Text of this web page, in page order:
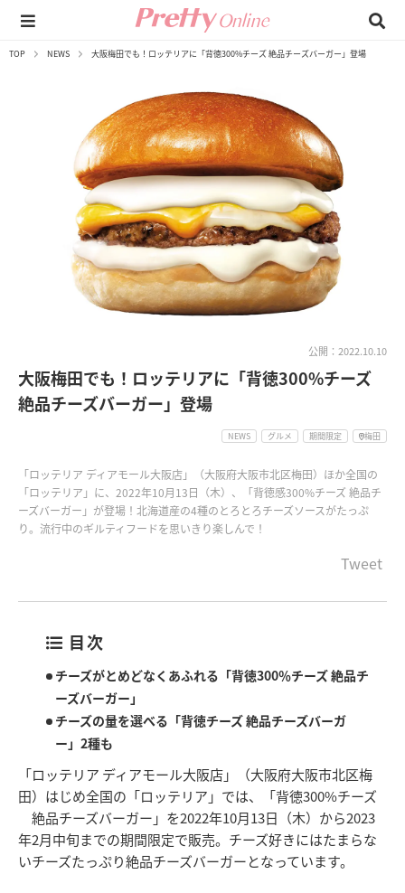
TOP NEWS 大阪梅田でも！ロッテリアに「背徳300%チーズ 絶品チーズバーガー」登場
公開：2022.10.10
大阪梅田でも！ロッテリアに「背徳300%チーズ
絶品チーズバーガー」登場
NEWS グルメ 期間限定 梅田
「ロッテリア ディアモール大阪店」（大阪府大阪市北区梅田）ほか全国の
「ロッテリア」に、2022年10月13日（木）、「背徳感300%チーズ 絶品チ
ーズバーガー」が登場！北海道産の4種のとろとろチーズソースがたっぷ
り。流行中のギルティフードを思いきり楽しんで！
Tweet
目次
チーズがとめどなくあふれる「背徳300％チーズ 絶品チ
ーズバーガー」
チーズの量を選べる「背徳チーズ 絶品チーズバーガ
ー」2種も
「ロッテリア ディアモール大阪店」（大阪府大阪市北区梅
田）はじめ全国の「ロッテリア」では、「背徳300%チーズ
絶品チーズバーガー」を2022年10月13日（木）から2023
年2月中旬までの期間限定で販売。チーズ好きにはたまらな
いチーズたっぷり絶品チーズバーガーとなっています。